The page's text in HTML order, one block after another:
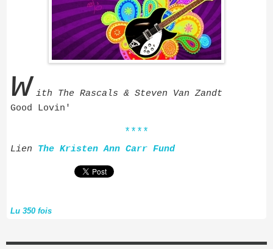
w ith The Rascals & Steven Van Zandt
Good Lovin'
****
Lien The Kristen Ann Carr Fund
Lu 350 fois